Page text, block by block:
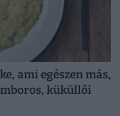
ami egészen más,
küküllői